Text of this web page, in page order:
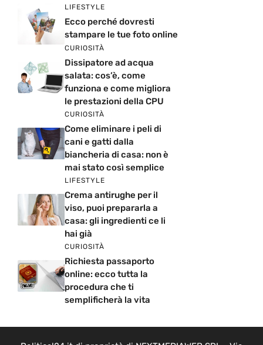
LIFESTYLE
Ecco perché dovresti
stampare le tue foto online
CURIOSITÀ
Dissipatore ad acqua
salata: cos’è, come
funziona e come migliora
le prestazioni della CPU
CURIOSITÀ
Come eliminare i peli di
cani e gatti dalla
biancheria di casa: non è
mai stato così semplice
LIFESTYLE
Crema antirughe per il
viso, puoi prepararla a
casa: gli ingredienti ce li
hai già
CURIOSITÀ
Richiesta passaporto
online: ecco tutta la
procedura che ti
semplificherà la vita